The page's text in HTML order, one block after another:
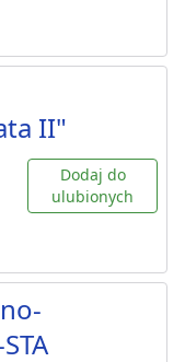
II"
Dodaj do
ulubionych